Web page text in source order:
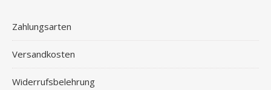
Zahlungsarten
Versandkosten
Widerrufsbelehrung